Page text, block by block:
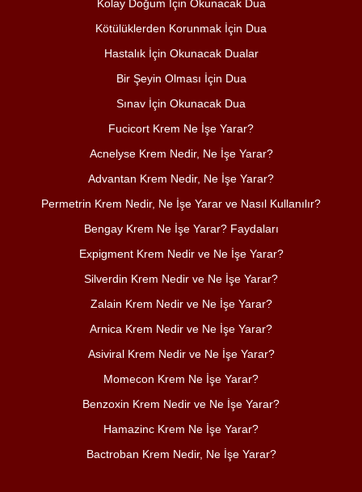
Kolay Doğum İçin Okunacak Dua
Kötülüklerden Korunmak İçin Dua
Hastalık İçin Okunacak Dualar
Bir Şeyin Olması İçin Dua
Sınav İçin Okunacak Dua
Fucicort Krem Ne İşe Yarar?
Acnelyse Krem Nedir, Ne İşe Yarar?
Advantan Krem Nedir, Ne İşe Yarar?
Permetrin Krem Nedir, Ne İşe Yarar ve Nasıl Kullanılır?
Bengay Krem Ne İşe Yarar? Faydaları
Expigment Krem Nedir ve Ne İşe Yarar?
Silverdin Krem Nedir ve Ne İşe Yarar?
Zalain Krem Nedir ve Ne İşe Yarar?
Arnica Krem Nedir ve Ne İşe Yarar?
Asiviral Krem Nedir ve Ne İşe Yarar?
Momecon Krem Ne İşe Yarar?
Benzoxin Krem Nedir ve Ne İşe Yarar?
Hamazinc Krem Ne İşe Yarar?
Bactroban Krem Nedir, Ne İşe Yarar?